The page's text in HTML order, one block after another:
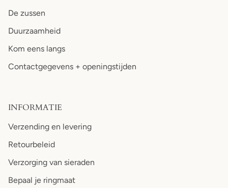
De zussen
Duurzaamheid
Kom eens langs
Contactgegevens + openingstijden
INFORMATIE
Verzending en levering
Retourbeleid
Verzorging van sieraden
Bepaal je ringmaat